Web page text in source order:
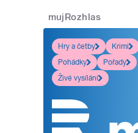
mujRozhlas
Hry a četby
Krimi
Pohádky
Pořady
Živé vysílání